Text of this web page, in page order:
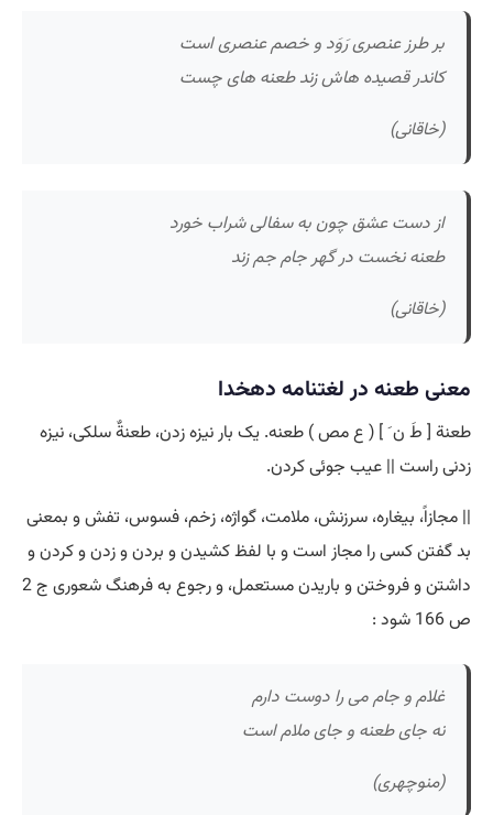
بر طرز عنصری رَوَد و خصم عنصری است
کاندر قصیده هاش زند طعنه های چست
(خاقانی)
از دست عشق چون به سفالی شراب خورد
طعنه نخست در گهر جام جم زند
(خاقانی)
معنی طعنه در لغتنامه دهخدا
طعنة [ طَ ن َ ] ( ع مص ) طعنه. یک بار نیزه زدن، طعنةٌ سلکی، نیزه
زدنی راست || عیب جوئی کردن.
|| مجازاً، بیغاره، سرزنش، ملامت، گواژه، زخم، فسوس، تفش و بمعنی
بد گفتن کسی را مجاز است و با لفظ کشیدن و بردن و زدن و کردن و
داشتن و فروختن و باریدن مستعمل، و رجوع به فرهنگ شعوری ج 2
ص 166 شود :
غلام و جام می را دوست دارم
نه جای طعنه و جای ملام است
(منوچهری)